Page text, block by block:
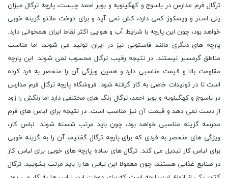
ترگال فرم مدارس در یاسوج و کهگیلویه و بویر احمد چیست، پارچه ترگال میزان
پلی استر و ویسکوز کمی دارد، کش نمی آید و برای دوخت مانتو گزینه خوبی
خواهد بود، چون این پارچه با شرایط آب و هوایی اکثر نقاط ایران همخوانی دارد.
پارچه های دیگری مانند فاستونی نیز در ایران تولید می شوند، اما مناسب
مناطق گرمسیر نیستند. در نتیجه رقیب ترگال محسوب نمی شوند. این پارچه
مقاومت بالا و قیمت مناسبی دارد و همین ویژگی آن را منحصر به فرد کرده
است تا در تولیدات خاصی به کار گرفته شود. فروشگاه پارچه ترگال فرم مدارس
در یاسوج و کهگیلویه و بویر احمد، ترگال رنگ های مختلفی دارد اما رنگش را زود
از دست نمی دهد و قیمت آن نیز مناسب است. در نتیجه برای لباس های فرم
مدرسه گزینه مناسبی خواهد بود، چون باید مرتب شسته شوند. لباس کار،
ویژگی های منحصر به فردی که برای پارچه ترگال گفتیم، آن را به گزینه خوبی
برای لباس کار تبدیل می کند. ترگال های ساده پارچه های خوبی برای لباس کار
در صنایع غذایی هستند، چون معمولا این لباس ها را باید مرتب بشویید. ترگال